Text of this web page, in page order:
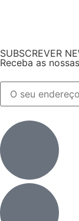
SUBSCREVER
Receba as